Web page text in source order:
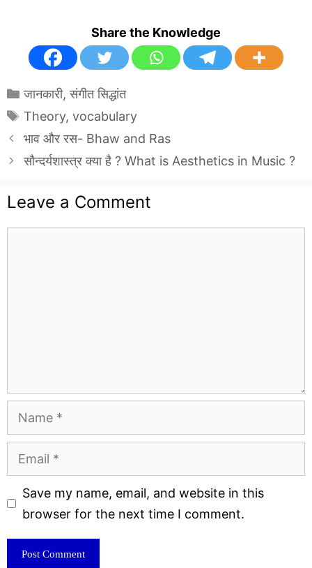
Share the Knowledge
Categories
जानकारी,संगीत सिद्धांत
Tags
Theory, vocabulary
भाव और रस- Bhaw and Ras
सौन्दर्यशास्त्र क्या है ? What is Aesthetics in Music ?
Leave a Comment
Name
Email
Website
Save my name, email, and website in this
browser for the next time I comment.